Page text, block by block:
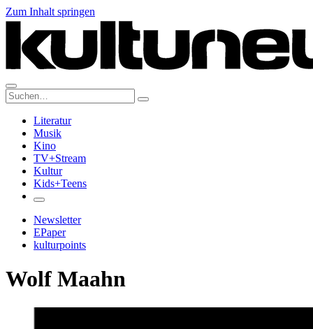
Zum Inhalt springen
Suche:
Literatur
Musik
Kino
TV+Stream
Kultur
Kids+Teens
Newsletter
EPaper
kulturpoints
Wolf Maahn